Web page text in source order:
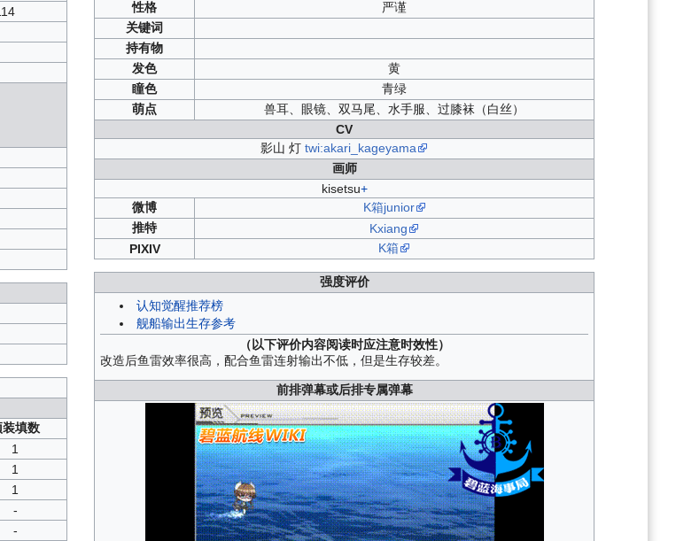
装填数
1
1
1
-
-
性格
严谨
关键词
持有物
发色
黄
瞳色
青绿
萌点
兽耳、眼镜、双马尾、水手服、过膝袜（白丝）
CV
影山 灯 twi:akari_kageyama
画师
kisetsu+
微博
K箱junior
推特
Kxiang
PIXIV
K箱
强度评价
认知觉醒推荐榜
舰船输出生存参考
（以下评价内容阅读时应注意时效性）
改造后鱼雷效率很高，配合鱼雷连射输出不低，但是生存较差。
前排弹幕或后排专属弹幕